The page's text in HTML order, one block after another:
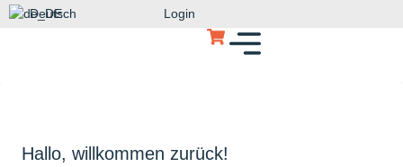
Deutsch Login
Hallo, willkommen zurück!